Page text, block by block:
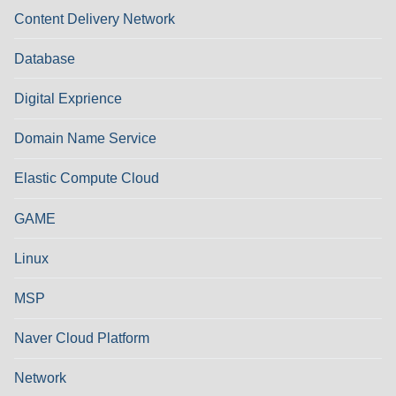
Content Delivery Network
Database
Digital Exprience
Domain Name Service
Elastic Compute Cloud
GAME
Linux
MSP
Naver Cloud Platform
Network